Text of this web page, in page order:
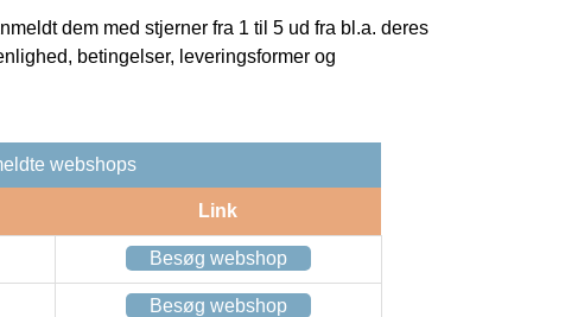
dem med stjerner fra 1 til 5 ud fra bl.a. deres
betingelser, leveringsformer og
webshops
Link
Besøg webshop
Besøg webshop